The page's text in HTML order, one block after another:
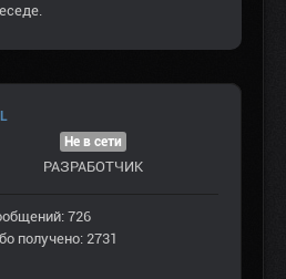
Не в сети
РАЗРАБОТЧИК
726
получено: 2731